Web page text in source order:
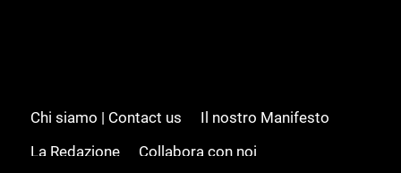
Chi siamo | Contact us
Il nostro Manifesto
La Redazione
Collabora con noi